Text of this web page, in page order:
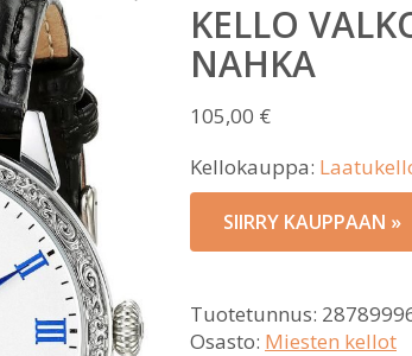
KELLO
NAHKA
105,00 €
Kellokauppa:
SIIRRY KAUPPAAN »
Tuotetunnus:
Osasto: Miesten kellot